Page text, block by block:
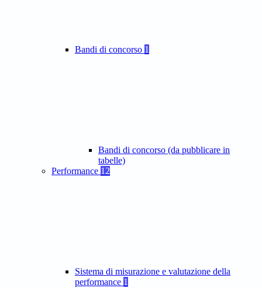
Bandi di concorso 1
Bandi di concorso (da pubblicare in
tabelle)
Performance 12
Sistema di misurazione e valutazione della
performance 1